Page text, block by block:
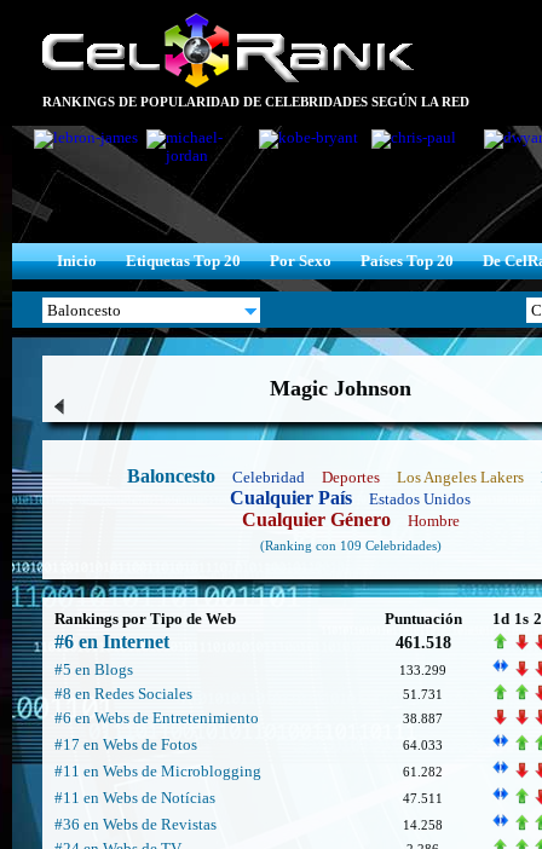
RANKINGS DE POPULARIDAD DE CELEBRIDADES SEGÚN LA RED
Inicio Etiquetas Top 20 Por Sexo Países Top 20 De
Magic Johnson
Baloncesto Celebridad Deportes Los Angeles Lakers
Cualquier País Estados Unidos
Cualquier Género Hombre
(Ranking con 109 Celebridades)
Rankings por Tipo de Web Puntuación 1d 1s
#6 en Internet
461.518
#5 en Blogs
133.299
#8 en Redes Sociales 51.731
#6 en Webs de Entretenimiento 38.887
#17 en Webs de Fotos 64.033
#11 en Webs de Microblogging 61.282
#11 en Webs de Notícias 47.511
#36 en Webs de Revistas 14.258